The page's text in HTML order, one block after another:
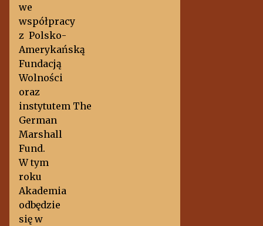
we
współpracy
z Polsko-
Amerykańską
Fundacją
Wolności
oraz
instytutem The
German
Marshall
Fund.
W tym
roku
Akademia
odbędzie
się w